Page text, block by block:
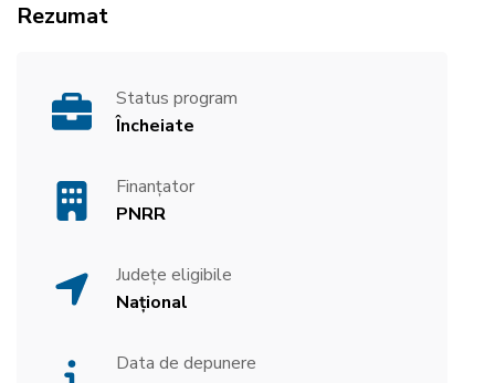
Rezumat
Status program
Încheiate
Finanțator
PNRR
Județe eligibile
Național
Data de depunere